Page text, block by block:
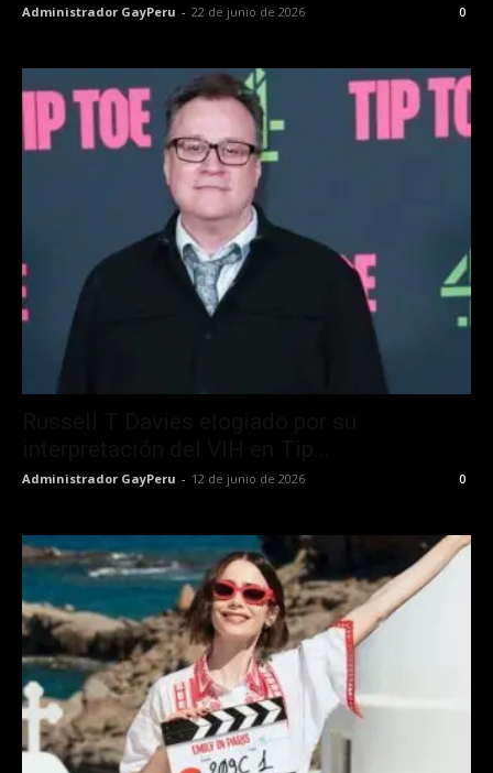
Administrador GayPeru - 22 de junio de 2026 0
Administrador GayPeru - 12 de junio de 2026 0